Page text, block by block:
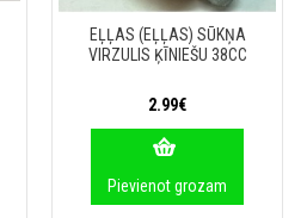
EĻĻAS (EĻĻAS) SŪKŅA
VIRZULIS ĶĪNIEŠU 38CC
2.99€
Pievienot grozam